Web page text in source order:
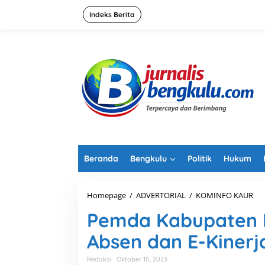
Indeks Berita
Beranda Bengkulu Politik Hukum
Homepage / ADVERTORIAL / KOMINFO KAUR
m
d
a
K
Pemda Kabupaten
Absen dan E-
Redaksi
Oktober 10, 2023